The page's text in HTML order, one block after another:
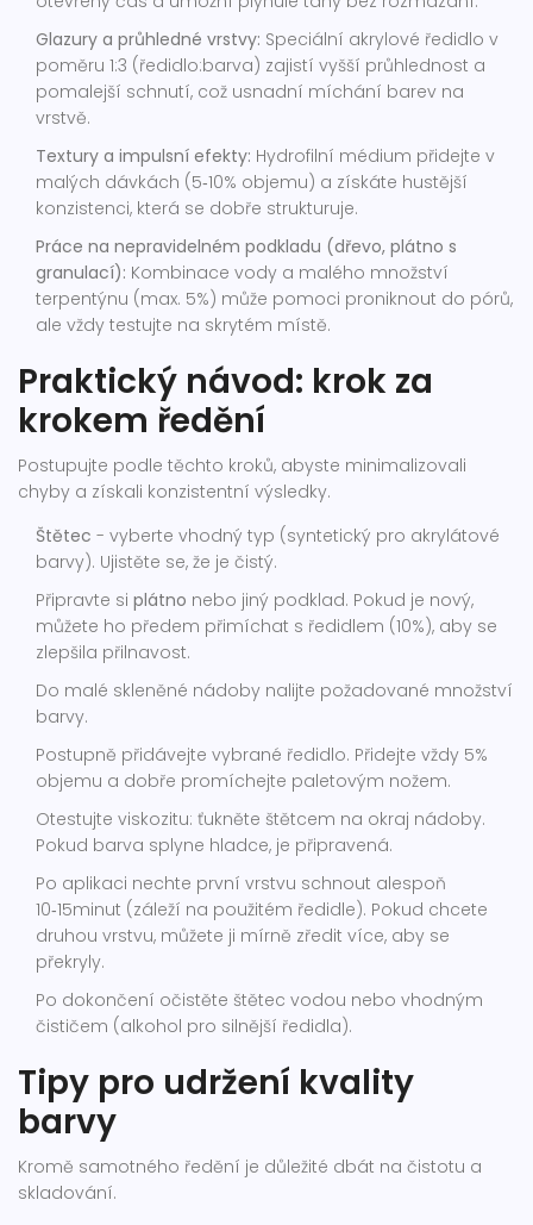
Glazury a průhledné vrstvy: Speciální akrylové ředidlo v
poměru 1:3 (ředidlo:barva) zajistí vyšší průhlednost a
pomalejší schnutí, což usnadní míchání barev na
vrstvě.
Textury a impulsní efekty: Hydrofilní médium přidejte v
malých dávkách (5‑10% objemu) a získáte hustější
konzistenci, která se dobře strukturuje.
Práce na nepravidelném podkladu (dřevo, plátno s
granulací): Kombinace vody a malého množství
terpentýnu (max. 5%) může pomoci proniknout do pórů,
ale vždy testujte na skrytém místě.
Praktický návod: krok za
krokem ředění
Postupujte podle těchto kroků, abyste minimalizovali
chyby a získali konzistentní výsledky.
Štětec - vyberte vhodný typ (syntetický pro akrylátové
barvy). Ujistěte se, že je čistý.
Připravte si plátno nebo jiný podklad. Pokud je nový,
můžete ho předem přimíchat s ředidlem (10%), aby se
zlepšila přilnavost.
Do malé skleněné nádoby nalijte požadované množství
barvy.
Postupně přidávejte vybrané ředidlo. Přidejte vždy 5%
objemu a dobře promíchejte paletovým nožem.
Otestujte viskozitu: ťukněte štětcem na okraj nádoby.
Pokud barva splyne hladce, je připravená.
Po aplikaci nechte první vrstvu schnout alespoň
10‑15minut (záleží na použitém ředidle). Pokud chcete
druhou vrstvu, můžete ji mírně zředit více, aby se
překryly.
Po dokončení očistěte štětec vodou nebo vhodným
čističem (alkohol pro silnější ředidla).
Tipy pro udržení kvality
barvy
Kromě samotného ředění je důležité dbát na čistotu a
skladování.